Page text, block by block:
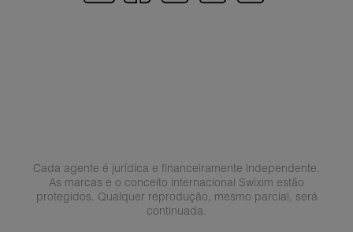
Cada agente é jurídica e financeiramente independente.
As marcas e o conceito internacional Swixim estão
protegidos. Qualquer reprodução, mesmo parcial, será
continuada.